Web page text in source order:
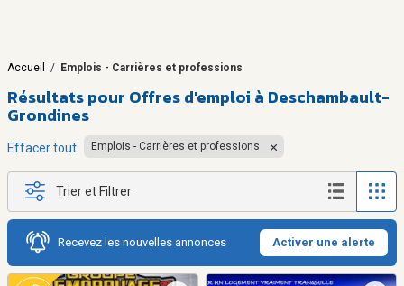
Accueil / Emplois - Carrières et professions
Résultats pour Offres d'emploi à Deschambault-
Grondines
Effacer tout Emplois - Carrières et professions
Trier et Filtrer
Recevez les nouvelles annonces Activer une alerte